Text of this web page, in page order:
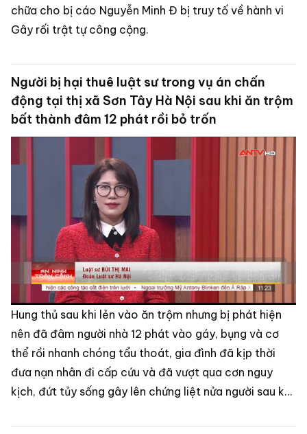
chữa cho bị cáo Nguyễn Minh Đ bị truy tố về hành vi
Gây rối trật tự công cộng.
Người bị hại thuê luật sư trong vụ án chấn
động tại thị xã Sơn Tây Hà Nội sau khi ăn trộm
bất thành đâm 12 phát rồi bỏ trốn
Hung thủ sau khi lẻn vào ăn trộm nhưng bị phát hiện
nên đã đâm người nhà 12 phát vào gáy, bụng và cơ
thể rồi nhanh chóng tẩu thoát, gia đình đã kịp thời
đưa nạn nhân đi cấp cứu và đã vượt qua cơn nguy
kịch, đứt tủy sống gây lên chứng liệt nửa người sau khi
88% sức khỏe.